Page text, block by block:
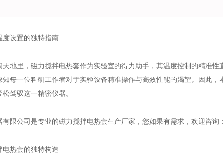
度设置的独特指南
天地里，磁力搅拌电热套作为实验室的得力助手，其温度控制的精准
知每一位科研工作者对于实验设备精准操作与高效性能的渴望。因此
驾驭这一精密仪器。
有限公司是专业的磁力搅拌电热套生产厂家，您如果有需求，欢迎咨询
电热套的独特构造